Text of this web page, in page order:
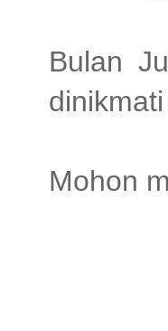
Bulan
Mohon